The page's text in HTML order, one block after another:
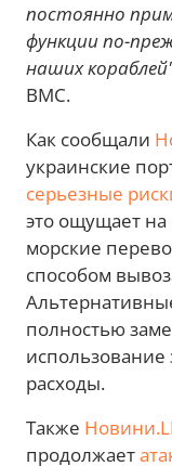
постоянно
функции по-
наших
ВМС.
Как сообщали
украинские
серьезные
это ощущает на
морские
способом
полностью
использование
расходы.
Также
продолжает